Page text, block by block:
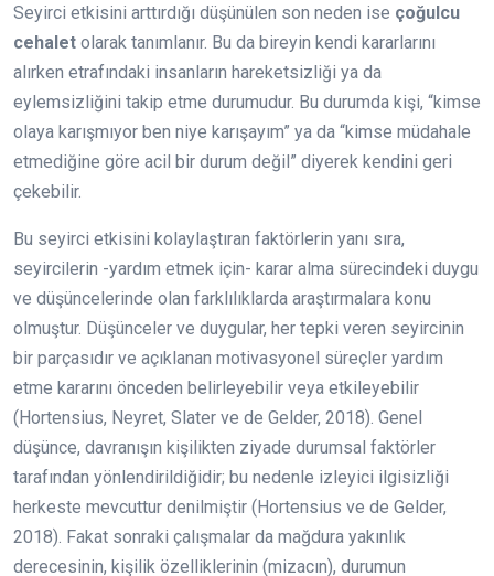
Seyirci etkisini arttırdığı düşünülen son neden ise çoğulcu
cehalet olarak tanımlanır. Bu da bireyin kendi kararlarını
alırken etrafındaki insanların hareketsizliği ya da
eylemsizliğini takip etme durumudur. Bu durumda kişi, “kimse
olaya karışmıyor ben niye karışayım” ya da “kimse müdahale
etmediğine göre acil bir durum değil” diyerek kendini geri
çekebilir.
Bu seyirci etkisini kolaylaştıran faktörlerin yanı sıra,
seyircilerin -yardım etmek için- karar alma sürecindeki duygu
ve düşüncelerinde olan farklılıklarda araştırmalara konu
olmuştur. Düşünceler ve duygular, her tepki veren seyircinin
bir parçasıdır ve açıklanan motivasyonel süreçler yardım
etme kararını önceden belirleyebilir veya etkileyebilir
(Hortensius, Neyret, Slater ve de Gelder, 2018). Genel
düşünce, davranışın kişilikten ziyade durumsal faktörler
tarafından yönlendirildiğidir; bu nedenle izleyici ilgisizliği
herkeste mevcuttur denilmiştir (Hortensius ve de Gelder,
2018). Fakat sonraki çalışmalar da mağdura yakınlık
derecesinin, kişilik özelliklerinin (mizacın), durumun